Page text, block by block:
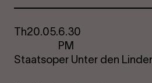
Th20.05.6.30
PM
Staatsoper Unter den